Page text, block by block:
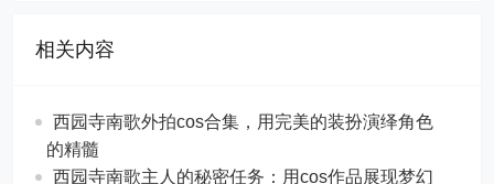
相关内容
西园寺南歌外拍cos合集，用完美的装扮演绎角色
的精髓
西园寺南歌主人的秘密任务：用cos作品展现梦幻